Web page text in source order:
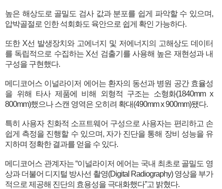
높은 해상도로 골밀도 검사 값과 분포를 쉽게 파악할 수 있으며,
압박골절로 인한 석회화도 육안으로 쉽게 확인 가능하다.
또한 X선 발생장치와 고에너지 및 저에너지의 고해상도 데이터
를 독립적으로 수집하는 X선 검출기를 사용해 높은 재현성과 내
구성을 구현했다.
메디코어스 이널라이저 에어는 환자의 동선과 병원 공간 효율성
을 위해 타사 제품에 비해 외형적 구조는 소형화(1840mm x
800mm)했으나 스캔 영역은 오히려 확대(490mm x 900mm)됐다.
특히 사용자 친화적 소프트웨어 구성으로 사용자는 편리하고 손
쉽게 측정을 진행할 수 있으며, 자가 진단을 통해 장비 성능을 유
지하며 정확한 결과를 얻을 수 있다.
메디코어스 관계자는 “이널라이저 에어는 국내 최초로 골밀도 영
상과 더불어 디지털 방사선 촬영(Digital Radiography) 영상을 부가
적으로 제공해 진단의 효용성을 극대화했다”고 밝혔다.